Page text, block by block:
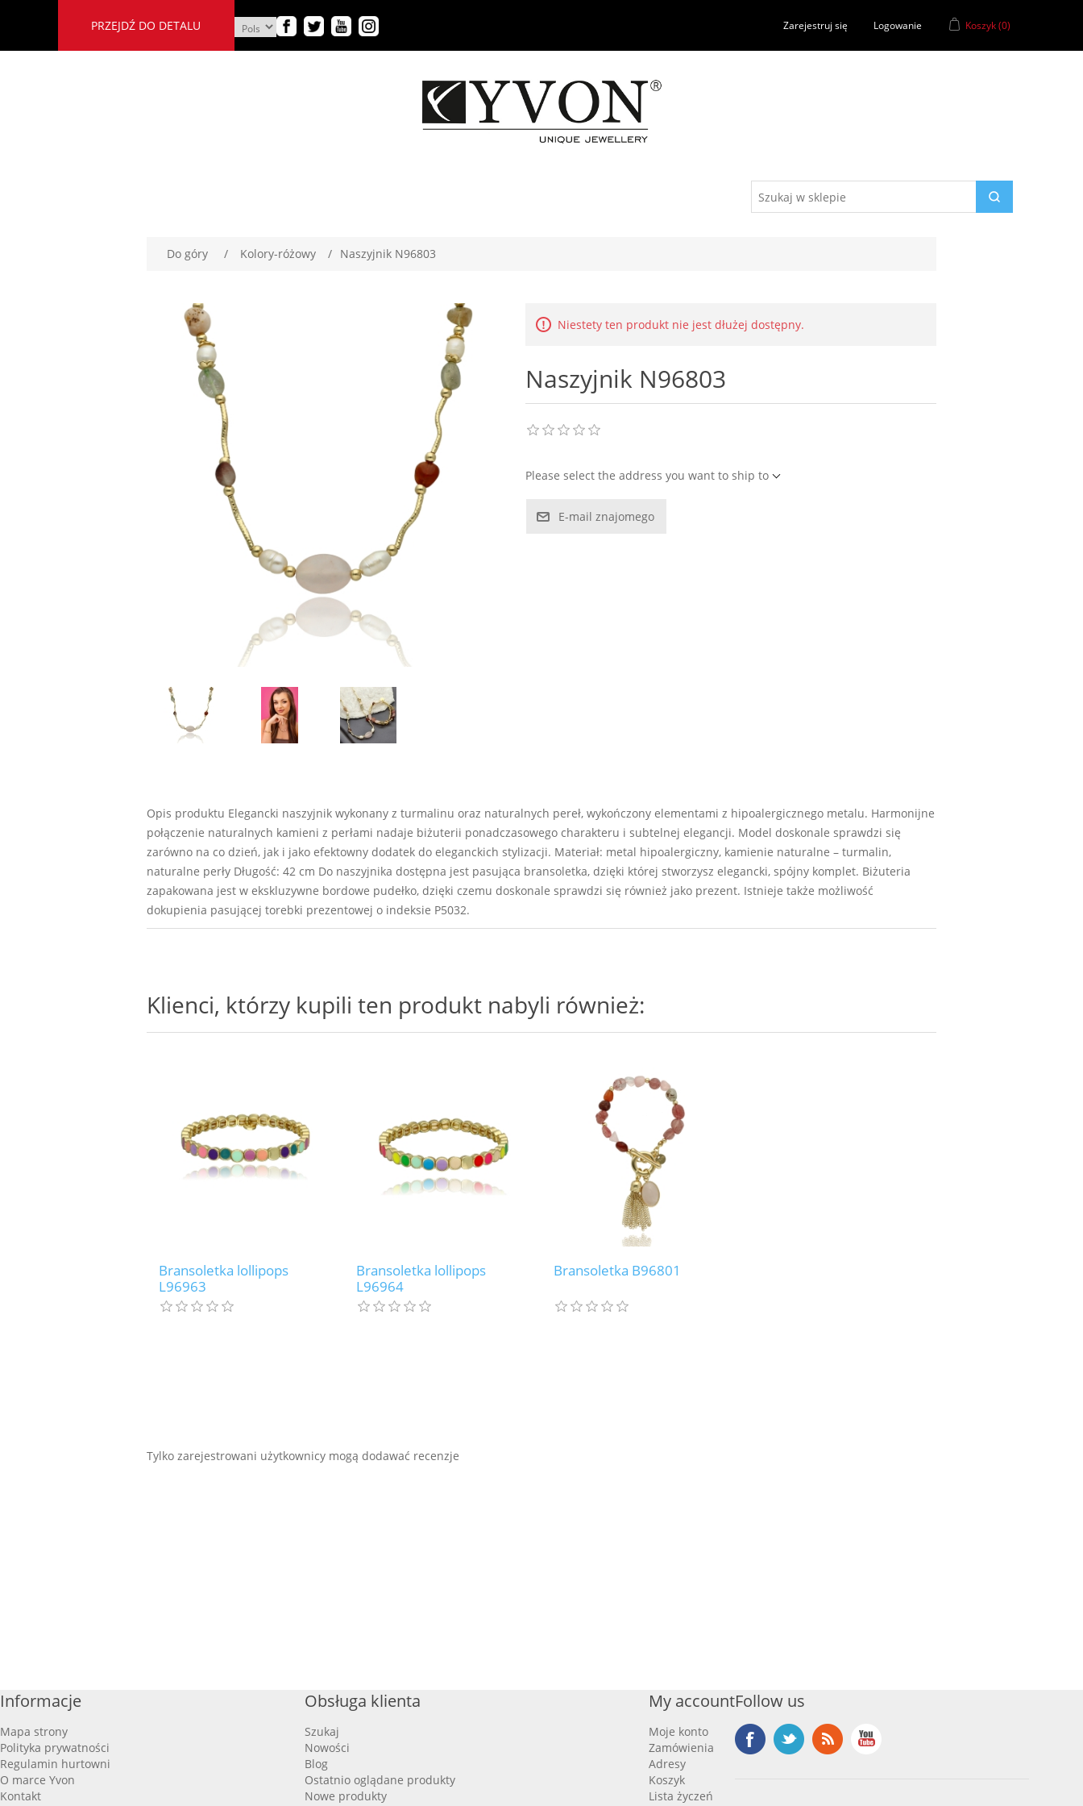
PRZEJDŹ DO DETALU Zarejestruj się Logowanie Koszyk(0)
Do góry / Kolory-różowy / Naszyjnik N96803
Niestety ten produkt nie jest dłużej dostępny.
Naszyjnik N96803
Please select the address you want to ship to
E-mail znajomego
Opis produktu Elegancki naszyjnik wykonany z turmalinu oraz naturalnych pereł, wykończony elementami z hipoalergicznego metalu. Harmonijne
połączenie naturalnych kamieni z perłami nadaje biżuterii ponadczasowego charakteru i subtelnej elegancji. Model doskonale sprawdzi się
zarówno na co dzień, jak i jako efektowny dodatek do eleganckich stylizacji. Materiał: metal hipoalergiczny, kamienie naturalne – turmalin,
naturalne perły Długość: 42 cm Do naszyjnika dostępna jest pasująca bransoletka, dzięki której stworzysz elegancki, spójny komplet. Biżuteria
zapakowana jest w ekskluzywne bordowe pudełko, dzięki czemu doskonale sprawdzi się również jako prezent. Istnieje także możliwość
dokupienia pasującej torebki prezentowej o indeksie P5032.
Klienci, którzy kupili ten produkt nabyli również:
Bransoletka lollipops
L96963
Bransoletka lollipops
L96964
Bransoletka B96801
Tylko zarejestrowani użytkownicy mogą dodawać recenzje
Informacje
Mapa strony
Polityka prywatności
Regulamin hurtowni
O marce Yvon
Kontakt
Obsługa klienta
Szukaj
Nowości
Blog
Ostatnio oglądane produkty
Nowe produkty
My account
Moje konto
Zamówienia
Adresy
Koszyk
Lista życzeń
Follow us